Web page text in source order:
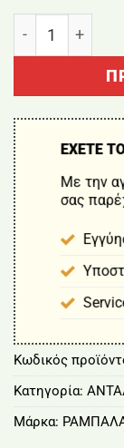
ΕΧΕΤΕ
Με την
σας
Κωδικός
Κατηγορία:
Μάρκα: